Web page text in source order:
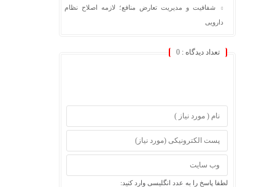
شفافیت و مدیریت تعارض منافع؛ لازمه اصلاح نظام
دارویی
تعداد دیدگاه : 0
لطفا پاسخ را به عدد انگلیسی وارد کنید: